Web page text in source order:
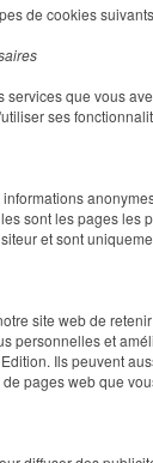
de cookies
services que vous
ses
sont les pages les
et sont
site web de
personnelles et
Ils peuvent
pages web que